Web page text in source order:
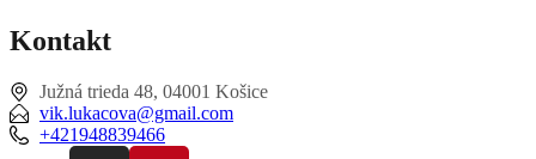
Kontakt
Južná trieda 48, 04001 Košice
vik.lukacova@gmail.com
+421948839466